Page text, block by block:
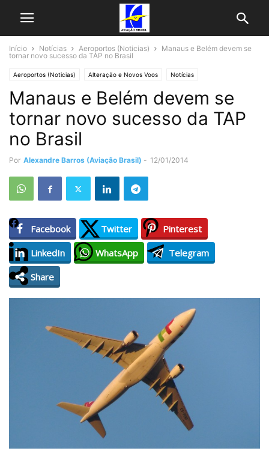
Início Notícias Aeroportos (Noticias)
Manaus e Belém devem se
tornar novo sucesso da TAP no Brasil
Aeroportos (Noticias) Alteração e Novos Voos Notícias
Últimas Noticias
Manaus e Belém devem se
tornar novo sucesso da TAP
no Brasil
Por Alexandre Barros (Aviação Brasil) - 12/01/2014
Facebook Twitter
Pinterest
LinkedIn
WhatsApp
Telegram
Share